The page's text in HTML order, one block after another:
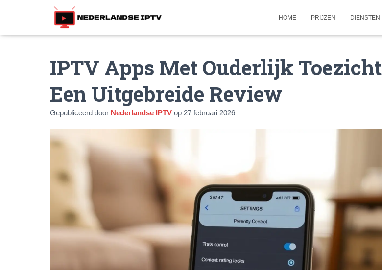
HOME PRIJZEN DIENSTEN
IPTV Apps Met Ouderlijk Toezicht
Een Uitgebreide Review
Gepubliceerd door Nederlandse IPTV op 27 februari 2026